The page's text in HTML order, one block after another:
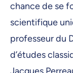
chance de se
scientifique
professeur du
d’études